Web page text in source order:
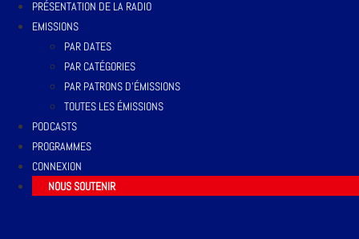
PRÉSENTATION DE LA RADIO
EMISSIONS
PAR DATES
PAR CATÉGORIES
PAR PATRONS D’ÉMISSIONS
TOUTES LES ÉMISSIONS
PODCASTS
PROGRAMMES
CONNEXION
NOUS SOUTENIR